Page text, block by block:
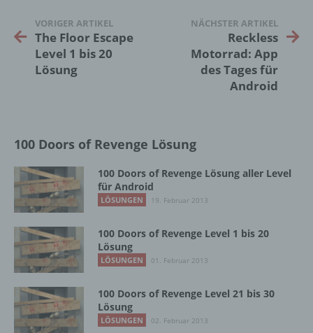
VORIGER ARTIKEL
The Floor Escape
Level 1 bis 20
Lösung
NÄCHSTER ARTIKEL
Reckless
Motorrad: App
des Tages für
Android
100 Doors of Revenge Lösung
100 Doors of Revenge Lösung aller Level
für Android
LÖSUNGEN 19. Februar 2013
100 Doors of Revenge Level 1 bis 20
Lösung
LÖSUNGEN 01. Februar 2013
100 Doors of Revenge Level 21 bis 30
Lösung
LÖSUNGEN 02. Februar 2013
Empfänger ist eine natürliche oder juristische
Person, Behörde, Einrichtung oder andere
Stelle, der personenbezogene Daten
offengelegt werden, unabhängig davon, ob
es sich bei ihr um einen Dritten handelt oder
nicht. Behörden, die im Rahmen eines
personenbezogene Daten erhalten, gelten
j) Dritter
Dritter ist eine natürliche oder juristische
Person, Behörde, Einrichtung oder andere
Stelle außer der betroffenen Person, dem
Verantwortlichen, dem Auftragsverarbeiter
und den Personen, die unter der
unmittelbaren Verantwortung des
Verantwortlichen oder des